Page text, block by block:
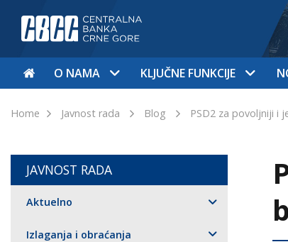
O NAMA KLJUČNE FUNKCIJE
Home Javnost rada Blog PSD2 za povoljniji i
JAVNOST RADA
Aktuelno
Izlaganja i obraćanja